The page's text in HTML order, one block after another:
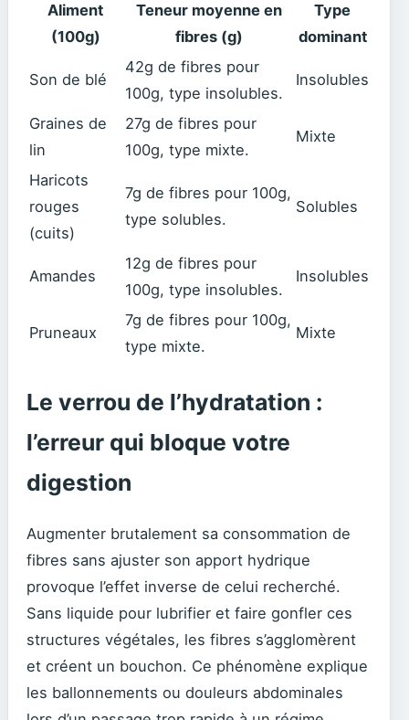
Aliment
(100g)
Teneur moyenne en
fibres (g)
Type
dominant
Son de blé
42g de fibres pour
100g, type insolubles.
Insolubles
Graines de
lin
27g de fibres pour
100g, type mixte.
Mixte
Haricots
rouges
(cuits)
7g de fibres pour 100g,
type solubles.
Solubles
Amandes
12g de fibres pour
100g, type insolubles.
Insolubles
Pruneaux
7g de fibres pour 100g,
type mixte.
Mixte
Le verrou de l’hydratation :
l’erreur qui bloque votre
digestion
Augmenter brutalement sa consommation de
fibres sans ajuster son apport hydrique
provoque l’effet inverse de celui recherché.
Sans liquide pour lubrifier et faire gonfler ces
structures végétales, les fibres s’agglomèrent
et créent un bouchon. Ce phénomène explique
les ballonnements ou douleurs abdominales